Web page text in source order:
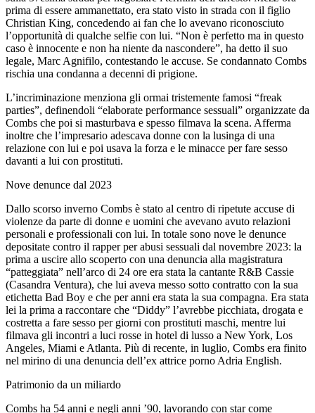
prima di essere ammanettato, era stato visto in strada con il figlio
Christian King, concedendo ai fan che lo avevano riconosciuto
l’opportunità di qualche selfie con lui. “Non è perfetto ma in questo
caso è innocente e non ha niente da nascondere”, ha detto il suo
legale, Marc Agnifilo, contestando le accuse. Se condannato Combs
rischia una condanna a decenni di prigione.
L’incriminazione menziona gli ormai tristemente famosi “freak
parties”, definendoli “elaborate performance sessuali” organizzate da
Combs che poi si masturbava e spesso filmava la scena. Afferma
inoltre che l’impresario adescava donne con la lusinga di una
relazione con lui e poi usava la forza e le minacce per fare sesso
davanti a lui con prostituti.
Nove denunce dal 2023
Dallo scorso inverno Combs è stato al centro di ripetute accuse di
violenze da parte di donne e uomini che avevano avuto relazioni
personali e professionali con lui. In totale sono nove le denunce
depositate contro il rapper per abusi sessuali dal novembre 2023: la
prima a uscire allo scoperto con una denuncia alla magistratura
“patteggiata” nell’arco di 24 ore era stata la cantante R&B Cassie
(Casandra Ventura), che lui aveva messo sotto contratto con la sua
etichetta Bad Boy e che per anni era stata la sua compagna. Era stata
lei la prima a raccontare che “Diddy” l’avrebbe picchiata, drogata e
costretta a fare sesso per giorni con prostituti maschi, mentre lui
filmava gli incontri a luci rosse in hotel di lusso a New York, Los
Angeles, Miami e Atlanta. Più di recente, in luglio, Combs era finito
nel mirino di una denuncia dell’ex attrice porno Adria English.
Patrimonio da un miliardo
Combs ha 54 anni e negli anni ’90, lavorando con star come